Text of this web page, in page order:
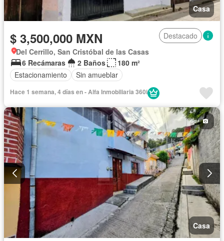
Casa
$ 3,500,000 MXN
Destacado
Del Cerrillo, San Cristóbal de las Casas
6 Recámaras
2 Baños
180 m²
Estacionamiento
Sin amueblar
Hace 1 semana, 4 días en - Alfa Inmobiliaria 360i
Casa